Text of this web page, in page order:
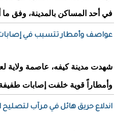
في أحد المساكن بالمدينة، وفق ما
عواصف وأمطار تتسبب في إصابات
شهدت مدينة كيفه، عاصمة ولاية
وأمطاراً قوية خلفت إصابات
اندلاع حريق هائل في مرآب لتصليح